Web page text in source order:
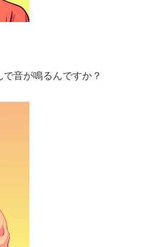
音が鳴るんですか？